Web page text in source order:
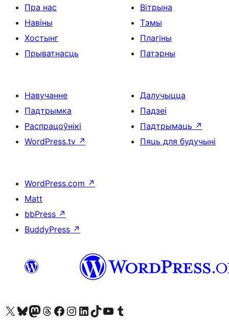
Пра нас
Навіны
Хостынг
Прыватнасць
Вітрына
Тэмы
Плагіны
Патэрны
Навучанне
Падтрымка
Распрацоўнікі
WordPress.tv ↗
Далучыцца
Падзеі
Падтрымаць ↗
Пяць для будучыні
WordPress.com ↗
Matt
bbPress ↗
BuddyPress ↗
Наведайце наш акаўнт у X (былы Twitter)
Visit our Bluesky account
Visit our Mastodon account
Visit our Threads account
Наведаеце нашу старонку на Facebook
Наведайце наш Instagram
Наведайце нашу старонку ў LinkedIn
Visit our TikTok account
Наведайце наш YouTube каналVisit our Tumblr account